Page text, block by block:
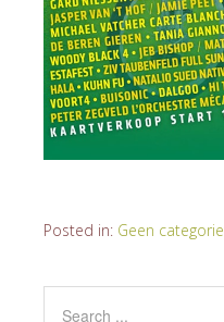
Posted in: Geen categorie